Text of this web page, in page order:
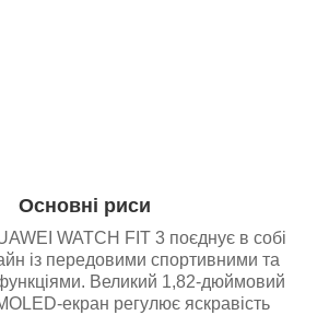
Основні риси
WATCH FIT 3 поєднує в собі
із передовими спортивними та
Великий 1,82-дюймовий
екран регулює яскравість